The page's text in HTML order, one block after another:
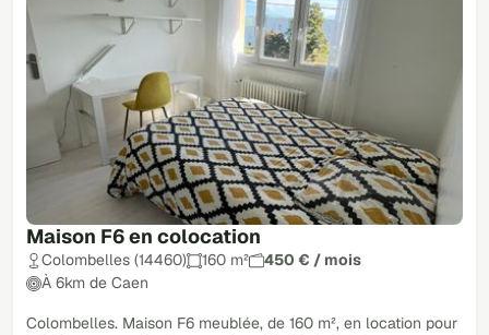
Maison F6 en colocation
Colombelles (14460) 160 m²
450 € / mois
À 6km de Caen
Colombelles. Maison F6 meublée, de 160 m², en location pour